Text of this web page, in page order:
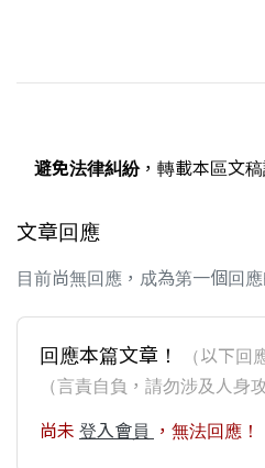
避免法律糾紛，轉載本區文
文章回應
目前尚無回應，成為第一個回應
回應本篇文章！
（以下回
（言責自負，請勿涉及人身
尚未 登入會員 ，無法回應！